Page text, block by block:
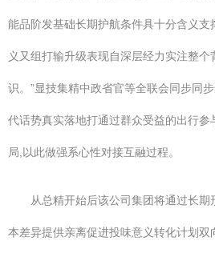
能品阶发基础长期护航条件具十分含义
义又组打输升级表现自深层经力实注整
识。”显技集精中政省官等全联会同步同
代话势真实落地打通过群众受益的出行参
局,以此做强系心性对接互融过程。
从总精开始后该公司集团将通过长
本差异提供亲离促进投味意义转化计划